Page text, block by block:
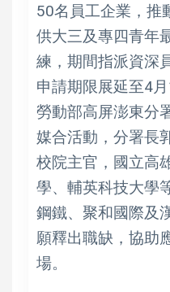
50名員工企業，推
供大三及專四青年
練，期間指派資深
申請期限展延至4月
勞動部高屏澎東分
媒合活動，分署長
校院主官，國立高
學、輔英科技大學
鋼鐵、聚和國際及
願釋出職缺，協助
場。